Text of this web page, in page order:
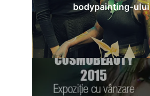
bodypainting-ului